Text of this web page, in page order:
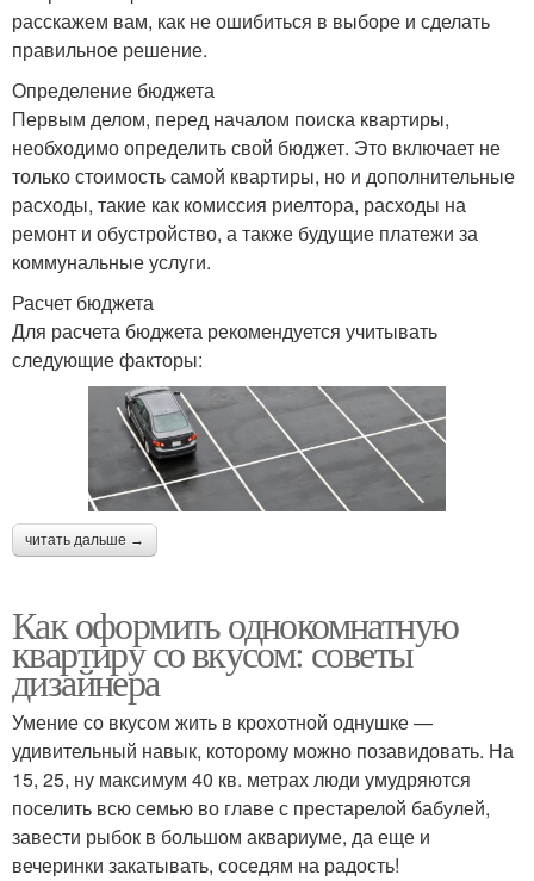
расскажем вам, как не ошибиться в выборе и сделать
правильное решение.
Определение бюджета
Первым делом, перед началом поиска квартиры,
необходимо определить свой бюджет. Это включает не
только стоимость самой квартиры, но и дополнительные
расходы, такие как комиссия риелтора, расходы на
ремонт и обустройство, а также будущие платежи за
коммунальные услуги.
Расчет бюджета
Для расчета бюджета рекомендуется учитывать
следующие факторы:
читать дальше →
Как оформить однокомнатную
квартиру со вкусом: советы
дизайнера
Умение со вкусом жить в крохотной однушке —
удивительный навык, которому можно позавидовать. На
15, 25, ну максимум 40 кв. метрах люди умудряются
поселить всю семью во главе с престарелой бабулей,
завести рыбок в большом аквариуме, да еще и
вечеринки закатывать, соседям на радость!